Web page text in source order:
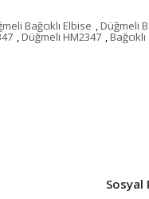
Bağcıklı Elbise ,Düğmeli
,Düğmeli HM2347 ,Bağcıklı
Sosyal